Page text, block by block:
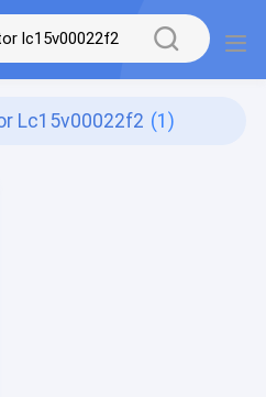
Lc15v00022f2 (1)